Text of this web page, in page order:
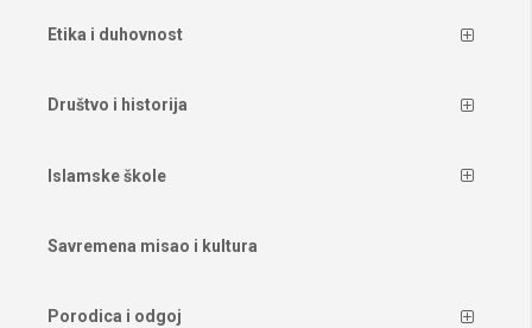
Etika i duhovnost
Društvo i historija
Islamske škole
Savremena misao i kultura
Porodica i odgoj